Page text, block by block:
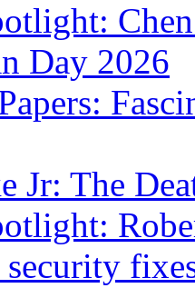
Day 2026
Jr: The
security